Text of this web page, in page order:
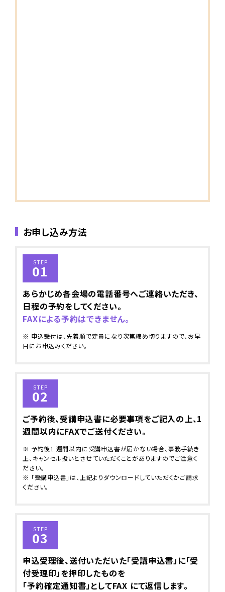
お申し込み方法
STEP
01
あらかじめ各会場の電話番号へご連絡いただき、
日程の予約をしてください。
FAXによる予約はできません。
※ 申込受付は、先着順で定員になり次第締め切りますので、お早
目にお申込みください。
STEP
02
ご予約後、受講申込書に必要事項をご記入の上、1
週間以内にFAXでご送付ください。
※ 予約後1 週間以内に受講申込書が届かない場合、事務手続き
上、キャンセル扱いとさせていただくことがありますのでご注意く
ださい。
※ 「受講申込書」は、上記よりダウンロードしていただくかご請求
ください。
STEP
03
申込受理後、送付いただいた「受講申込書」に「受
付受理印」を押印したものを
「予約確定通知書」としてFAX にて返信します。